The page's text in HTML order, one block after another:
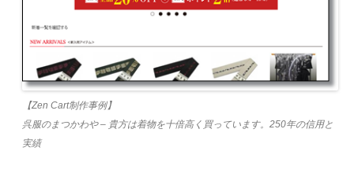
【Zen Cart制作事例】
呉服のまつかわや – 貴方は着物を十倍高く買っています。250年の信用と
実績